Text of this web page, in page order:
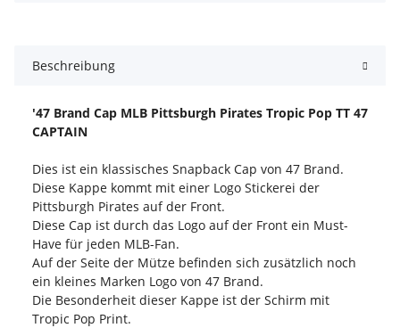
Beschreibung
'47 Brand Cap MLB Pittsburgh Pirates Tropic Pop TT 47
CAPTAIN
Dies ist ein klassisches Snapback Cap von 47 Brand.
Diese Kappe kommt mit einer Logo Stickerei der
Pittsburgh Pirates auf der Front.
Diese Cap ist durch das Logo auf der Front ein Must-
Have für jeden MLB-Fan.
Auf der Seite der Mütze befinden sich zusätzlich noch
ein kleines Marken Logo von 47 Brand.
Die Besonderheit dieser Kappe ist der Schirm mit
Tropic Pop Print.